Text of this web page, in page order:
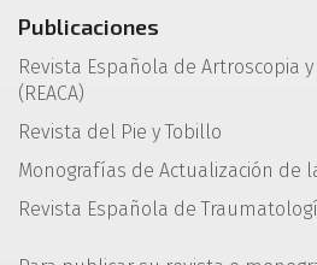
Publicaciones
Revista Española de Artroscopia
(REACA)
Revista del Pie y Tobillo
Monografías de Actualización de la
Revista Española de